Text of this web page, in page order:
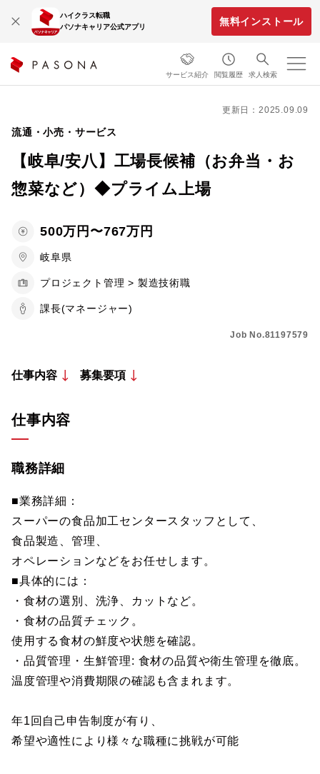
ハイクラス転職
パソナキャリア公式アプリ
無料インストール
サービス紹介 閲覧履歴 求人検索
更新日：2025.09.09
流通・小売・サービス
【岐阜/安八】工場長候補（お弁当・お
惣菜など）◆プライム上場
500万円〜767万円
岐阜県
プロジェクト管理 > 製造技術職
課長(マネージャー)
Job No.81197579
仕事内容 募集要項
仕事内容
職務詳細
■業務詳細：
スーパーの食品加工センタースタッフとして、
食品製造、管理、
オペレーションなどをお任せします。
■具体的には：
・食材の選別、洗浄、カットなど。
・食材の品質チェック。
使用する食材の鮮度や状態を確認。
・品質管理・生鮮管理: 食材の品質や衛生管理を徹底。
温度管理や消費期限の確認も含まれます。
年1回自己申告制度が有り、
希望や適性により様々な職種に挑戦が可能